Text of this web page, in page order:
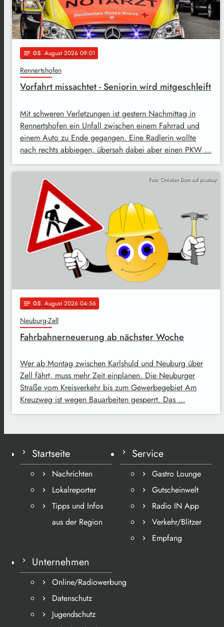
notes 05. August 2026 09:01
Rennertshofen
Vorfahrt missachtet - Seniorin wird mitgeschleift
Mit schweren Verletzungen ist gestern Nachmittag in
Rennertshofen ein Unfall zwischen einem Fahrrad und
einem Auto zu Ende gegangen. Eine Radlerin wollte
nach rechts abbiegen, übersah dabei aber einen PKW …
Foto: Christian Dorn auf pixabay
notes 05. August 2026 04:56
Neuburg-Zell
Fahrbahnerneuerung ab nächster Woche
Wer ab Montag zwischen Karlshuld und Neuburg über
Zell fährt, muss mehr Zeit einplanen. Die Neuburger
Straße vom Kreisverkehr bis zum Gewerbegebiet Am
Kreuzweg ist wegen Bauarbeiten gesperrt. Das …
Startseite
Nachrichten
Lokalreporter
Tipps und Infos
aus der Region
Service
Gastro Lounge
Gutscheinwelt
Radio IN App
Verkehr/Blitzer
Empfang
Unternehmen
Online/Radiowerbung
Datenschutz
Jugendschutz